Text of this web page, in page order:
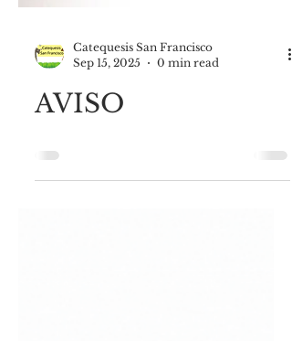
Catequesis San Francisco
Sep 15, 2025
AVISO